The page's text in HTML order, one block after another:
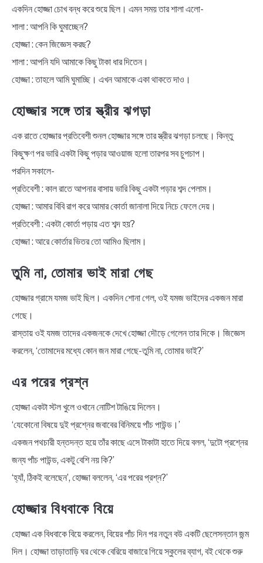
একদিন হোজ্জা চোখ বন্ধ করে শুয়ে ছিল। এমন সময় তার শালা এলো-
শালা : আপনি কি ঘুমাচ্ছেন?
হোজ্জা : কেন জিজ্ঞেস করছ?
শালা : আপনি যদি আমাকে কিছু টাকা ধার দিতেন।
হোজ্জা : তাহলে আমি ঘুমাচ্ছি। এখন আমাকে একা থাকতে দাও।
হোজ্জার সঙ্গে তার স্ত্রীর ঝগড়া
এক রাতে হোজ্জার প্রতিবেশী শুনল হোজ্জার সঙ্গে তার স্ত্রীর ঝগড়া চলছে। কিন্তু
কিছুক্ষণ পর ভারি একটা কিছু পড়ার আওয়াজ হলো তারপর সব চুপচাপ।
পরদিন সকালে-
প্রতিবেশী : কাল রাতে আপনার বাসায় ভারি কিছু একটা পড়ার শব্দ পেলাম।
হোজ্জা : আমার বিবি রাগ করে আমার কোর্তা জানালা দিয়ে নিচে ফেলে দেয়।
প্রতিবেশী : একটা কোর্তা পড়ায় এত শব্দ হয়?
হোজ্জা : আরে কোর্তার ভিতর তো আমিও ছিলাম।
তুমি না, তোমার ভাই মারা গেছ
হোজ্জার গ্রামে যমজ ভাই ছিল। একদিন শোনা গেল, ওই যমজ ভাইদের একজন মারা
গেছে।
রাস্তায় ওই যমজ তাদের একজনকে দেখে হোজ্জা দৌড়ে গেলেন তার দিকে। জিজ্ঞেস
করলেন, ‘তোমাদের মধ্যে কোন জন মারা গেছে-তুমি না, তোমার ভাই?’
এর পরের প্রশ্ন
হোজ্জা একটা স্টল খুলে ওখানে নোটিশ টাঙিয়ে দিলেন।
‘যেকোনো বিষয়ে দুই প্রশ্নের জবাবের বিনিময়ে পাঁচ পাউন্ড।’
একজন পথচারী হন্তদন্ত হয়ে তাঁর কাছে এসে টাকাটা হাতে দিয়ে বলল, ‘দুটো প্রশ্নের
জন্য পাঁচ পাউন্ড, একটু বেশি নয় কি?’
‘হ্যাঁ, ঠিকই বলেছেন’, হোজ্জা বললেন, ‘এর পরের প্রশ্ন?’
হোজ্জার বিধবাকে বিয়ে
হোজ্জা এক বিধবাকে বিয়ে করলেন, বিয়ের পাঁচ দিন পর নতুন বউ একটি ছেলেসন্তান জন্ম
দিল। হোজ্জা তাড়াতাড়ি ঘর থেকে বেরিয়ে বাজারে গিয়ে স্কুলের ব্যাগ, বই থেকে শুরু